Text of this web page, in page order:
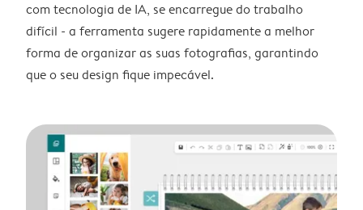
com tecnologia de IA, se encarregue do trabalho
difícil - a ferramenta sugere rapidamente a melhor
forma de organizar as suas fotografias, garantindo
que o seu design fique impecável.